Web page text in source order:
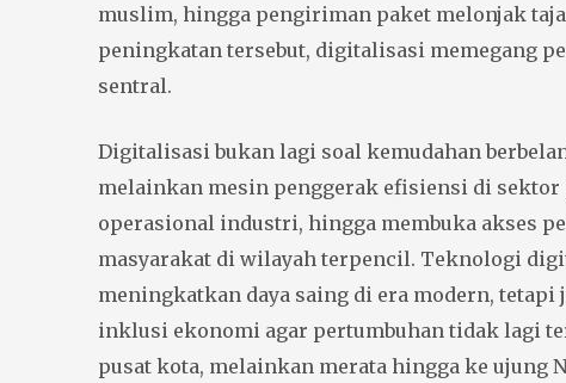
muslim, hingga pengiriman paket melonjak
peningkatan tersebut, digitalisasi memegang
sentral.
Digitalisasi bukan lagi soal kemudahan
melainkan mesin penggerak efisiensi di sektor
operasional industri, hingga membuka akses
masyarakat di wilayah terpencil. Teknologi
meningkatkan daya saing di era modern, tetapi
inklusi ekonomi agar pertumbuhan tidak lagi
pusat kota, melainkan merata hingga ke ujung